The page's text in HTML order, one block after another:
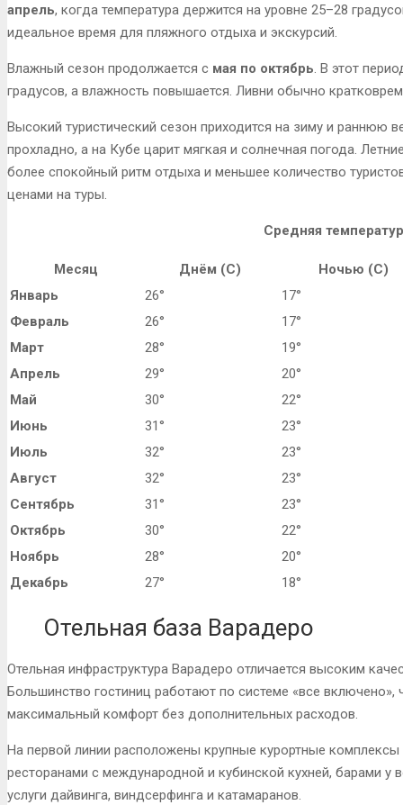
апрель, когда температура держится на уровне 25–28
идеальное время для пляжного отдыха и экскурсий.
Влажный сезон продолжается с мая по октябрь. В этот
градусов, а влажность повышается. Ливни обычно
Высокий туристический сезон приходится на зиму и раннюю
прохладно, а на Кубе царит мягкая и солнечная погода.
более спокойный ритм отдыха и меньшее количество
ценами на туры.
Средняя
Месяц Днём (С)
Ночью (С)
Январь
26°
17°
Февраль
26°
17°
Март
28°
19°
Апрель
29°
20°
Май
30°
22°
Июнь
31°
23°
Июль
32°
23°
Август
32°
23°
Сентябрь
31°
23°
Октябрь
30°
22°
Ноябрь
28°
20°
Декабрь
27° 18°
Отельная база Варадеро
Отельная инфраструктура Варадеро отличается высоким
Большинство гостиниц работают по системе «все
максимальный комфорт без дополнительных расходов.
На первой линии расположены крупные курортные
ресторанами с международной и кубинской кухней, барами
услуги дайвинга, виндсерфинга и катамаранов.